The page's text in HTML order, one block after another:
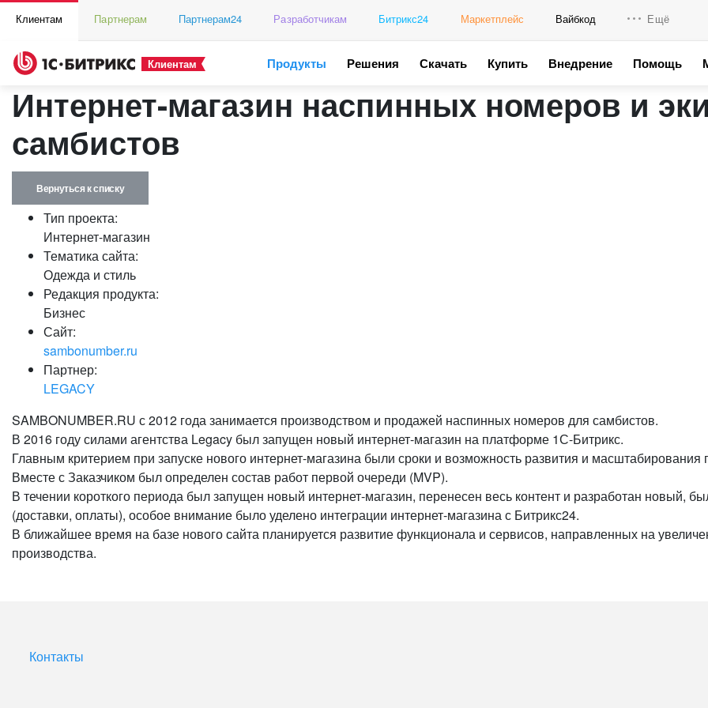
Клиентам Партнерам Партнерам24 Разработчикам Битрикс24 Маркетплейс Вайбкод Ещё
Клиентам Продукты Решения Скачать Купить Внедрение Помощь
Интернет-магазин наспинных номеров и
самбистов
Вернуться к списку
Тип проекта:
Интернет-магазин
Тематика сайта:
Одежда и стиль
Редакция продукта:
Бизнес
Сайт:
sambonumber.ru
Партнер:
LEGACY
SAMBONUMBER.RU с 2012 года занимается производством и продажей наспинных номеров для самбистов.
В 2016 году силами агентства Legacy был запущен новый интернет-магазин на платформе 1С-Битрикс.
Главным критерием при запуске нового интернет-магазина были сроки и возможность развития и масштабирования
Вместе с Заказчиком был определен состав работ первой очереди (MVP).
В течении короткого периода был запущен новый интернет-магазин, перенесен весь контент и разработан новый,
(доставки, оплаты), особое внимание было уделено интеграции интернет-магазина с Битрикс24.
В ближайшее время на базе нового сайта планируется развитие функционала и сервисов, направленных на
производства.
Контакты